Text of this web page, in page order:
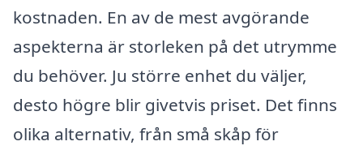
kostnaden. En av de mest avgörande
aspekterna är storleken på det utrymme
du behöver. Ju större enhet du väljer,
desto högre blir givetvis priset. Det finns
olika alternativ, från små skåp för